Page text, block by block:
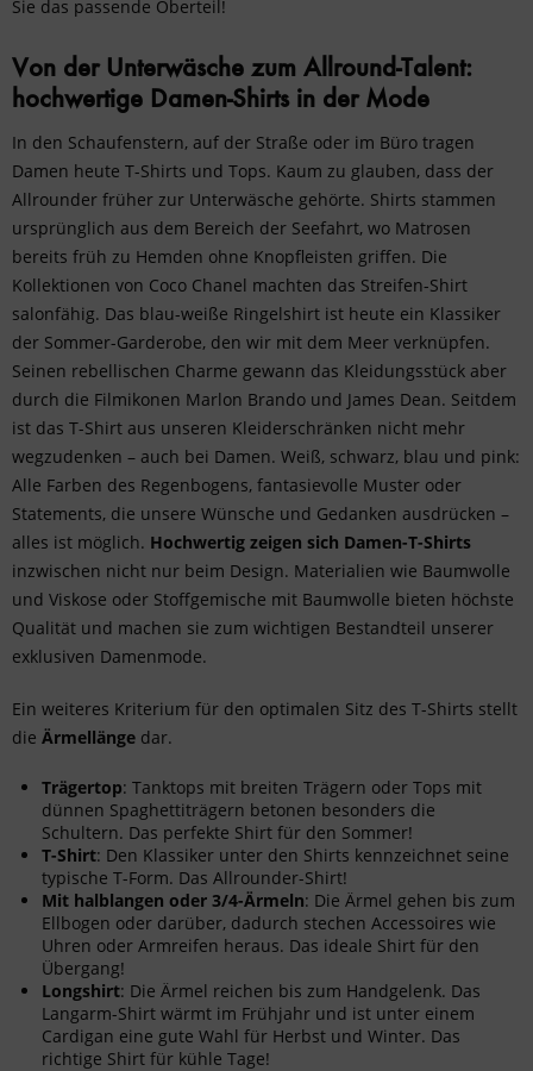
Sie das passende Oberteil!
Von der Unterwäsche zum Allround-Talent:
hochwertige Damen-Shirts in der Mode
In den Schaufenstern, auf der Straße oder im Büro tragen
Damen heute T-Shirts und Tops. Kaum zu glauben, dass der
Allrounder früher zur Unterwäsche gehörte. Shirts stammen
ursprünglich aus dem Bereich der Seefahrt, wo Matrosen
bereits früh zu Hemden ohne Knopfleisten griffen. Die
Kollektionen von Coco Chanel machten das Streifen-Shirt
salonfähig. Das blau-weiße Ringelshirt ist heute ein Klassiker
der Sommer-Garderobe, den wir mit dem Meer verknüpfen.
Seinen rebellischen Charme gewann das Kleidungsstück aber
durch die Filmikonen Marlon Brando und James Dean. Seitdem
ist das T-Shirt aus unseren Kleiderschränken nicht mehr
wegzudenken – auch bei Damen. Weiß, schwarz, blau und pink:
Alle Farben des Regenbogens, fantasievolle Muster oder
Statements, die unsere Wünsche und Gedanken ausdrücken –
alles ist möglich. Hochwertig zeigen sich Damen-T-Shirts
inzwischen nicht nur beim Design. Materialien wie Baumwolle
und Viskose oder Stoffgemische mit Baumwolle bieten höchste
Qualität und machen sie zum wichtigen Bestandteil unserer
exklusiven Damenmode.
Ein weiteres Kriterium für den optimalen Sitz des T-Shirts stellt
die Ärmellänge dar.
Trägertop: Tanktops mit breiten Trägern oder Tops mit
dünnen Spaghettiträgern betonen besonders die
Schultern. Das perfekte Shirt für den Sommer!
T-Shirt: Den Klassiker unter den Shirts kennzeichnet seine
typische T-Form. Das Allrounder-Shirt!
Mit halblangen oder 3/4-Ärmeln: Die Ärmel gehen bis zum
Ellbogen oder darüber, dadurch stechen Accessoires wie
Uhren oder Armreifen heraus. Das ideale Shirt für den
Übergang!
Longshirt: Die Ärmel reichen bis zum Handgelenk. Das
Langarm-Shirt wärmt im Frühjahr und ist unter einem
Cardigan eine gute Wahl für Herbst und Winter. Das
richtige Shirt für kühle Tage!